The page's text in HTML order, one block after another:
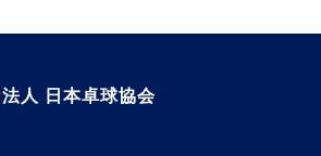
人 日本卓球協会